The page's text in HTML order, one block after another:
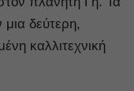
δεύτερη,
καλλιτεχνική